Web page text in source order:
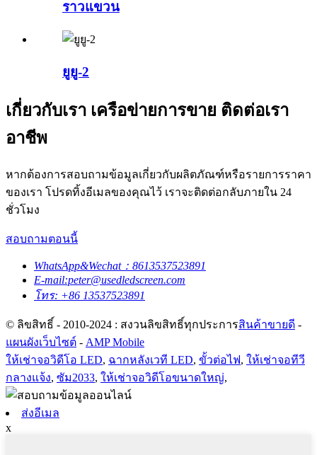
ราวแขวน
ยูยู-2
เกี่ยวกับเรา เครือข่ายการขาย ติดต่อเรา
อาชีพ
หากต้องการสอบถามข้อมูลเกี่ยวกับผลิตภัณฑ์หรือรายการราคา
ของเรา โปรดทิ้งอีเมลของคุณไว้ เราจะติดต่อกลับภายใน 24
ชั่วโมง
สอบถามตอนนี้
WhatsApp&Wechat：8613537523891
E-mail:peter@usedledscreen.com
โทร: +86 13537523891
© ลิขสิทธิ์ - 2010-2024 : สงวนลิขสิทธิ์ทุกประการสินค้าขายดี -
แผนผังเว็บไซต์ - AMP Mobile
ให้เช่าจอวิดีโอ LED, ฉากหลังเวที LED, ขั้วต่อไฟ, ให้เช่าจอทีวี
กลางแจ้ง, ซัม2033, ให้เช่าจอวิดีโอขนาดใหญ่,
ส่งอีเมล
x